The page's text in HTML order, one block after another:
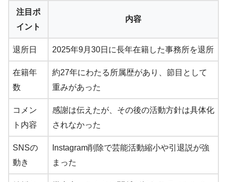
注目ポ
イント
内容
退所日 2025年9月30日に長年在籍した事務所を退所
在籍年
数
約27年にわたる所属歴があり、節目として
重みがあった
コメン
ト内容
感謝は伝えたが、その後の活動方針は具体化
されなかった
SNSの
動き
Instagram削除で芸能活動縮小や引退説が強
まった